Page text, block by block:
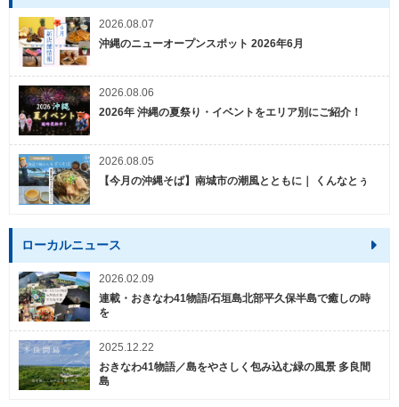
2026.08.07
沖縄のニューオープンスポット 2026年6月
2026.08.06
2026年 沖縄の夏祭り・イベントをエリア別にご紹介！
2026.08.05
【今月の沖縄そば】南城市の潮風とともに｜ くんなとぅ
ローカルニュース
2026.02.09
連載・おきなわ41物語/石垣島北部平久保半島で癒しの時
を
2025.12.22
おきなわ41物語／島をやさしく包み込む緑の風景 多良間
島